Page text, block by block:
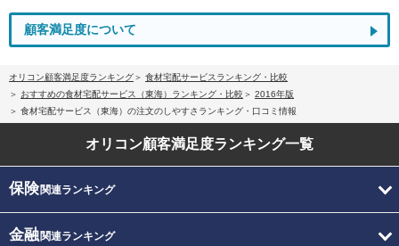
顧客満足度について
オリコン顧客満足度ランキング
食材宅配サービスランキング・比較
おすすめの食材宅配サービス（東海）ランキング・比較
2016年版
食材宅配サービス（東海）の注文のしやすさランキング・口コミ情報
オリコン顧客満足度ランキング一覧
保険関連ランキング
金融関連ランキング